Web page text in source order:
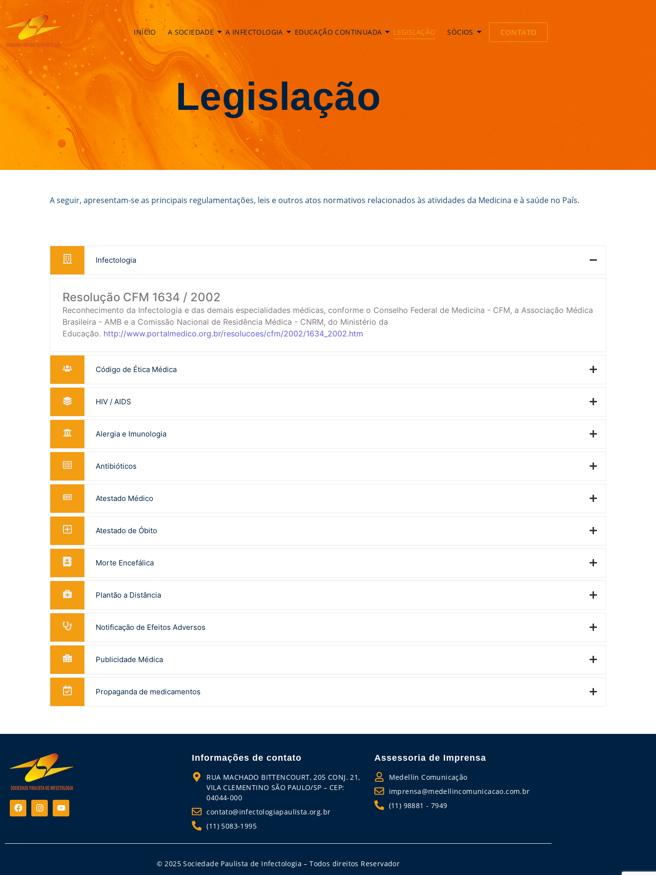
INÍCIO A SOCIEDADE A INFECTOLOGIA EDUCAÇÃO CONTINUADA LEGISLAÇÃO SÓCIOS CONTATO
Legislação
A seguir, apresentam-se as principais regulamentações, leis e outros atos normativos relacionados às atividades da Medicina e à saúde no País.
Infectologia
Resolução CFM 1634 / 2002
Reconhecimento da Infectologia e das demais especialidades médicas, conforme o Conselho Federal de Medicina - CFM, a Associação Médica
Brasileira - AMB e a Comissão Nacional de Residência Médica - CNRM, do Ministério da
Educação. http://www.portalmedico.org.br/resolucoes/cfm/2002/1634_2002.htm
Código de Ética Médica
HIV / AIDS
Alergia e Imunologia
Antibióticos
Atestado Médico
Atestado de Óbito
Morte Encefálica
Plantão a Distância
Notificação de Efeitos Adversos
Publicidade Médica
Propaganda de medicamentos
Informações de contato
RUA MACHADO BITTENCOURT, 205 CONJ. 21,
VILA CLEMENTINO SÃO PAULO/SP – CEP:
04044-000
contato@infectologiapaulista.org.br
(11) 5083-1995
Assessoria de Imprensa
Medellín Comunicação
imprensa@medellincomunicacao.com.br
(11) 98881 - 7949
© 2025 Sociedade Paulista de Infectologia – Todos direitos Reservador